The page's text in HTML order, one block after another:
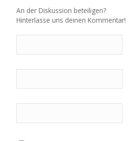
An der Diskussion beteiligen?
Hinterlasse uns deinen Kommentar!